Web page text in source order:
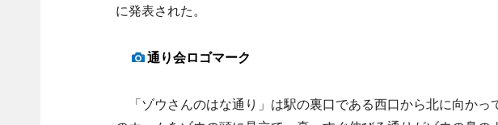
に発表された。
通り会ロゴマーク
「ゾウさんのはな通り」は駅の裏口である西口から北に向かっ